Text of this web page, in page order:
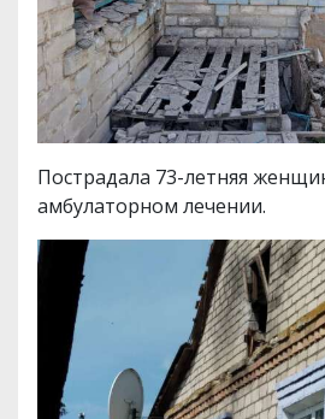
Пострадала 73-летняя
амбулаторном лечении.